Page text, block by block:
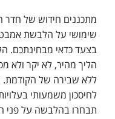
מתכננים חידוש של חדר
שימושי על הלבשת
בצעד כדאי מבחינתכם.
הליך מהיר, לא יקר ולא
ללא שבירה של הקודמת.
לחיסכון משמעותי
תבחרו בהלבשה על פני